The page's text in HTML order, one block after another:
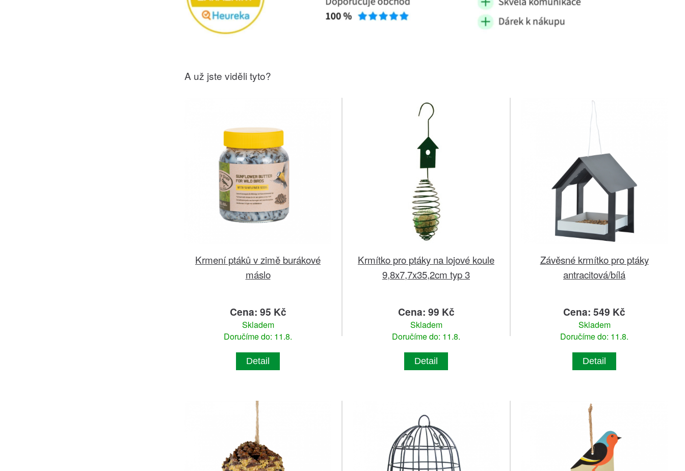
A už jste viděli tyto?
Krmení ptáků v zimě burákové
máslo
Cena: 95 Kč
Skladem
Doručíme do: 11.8.
Detail
Krmítko pro ptáky na lojové koule
9,8x7,7x35,2cm typ 3
Cena: 99 Kč
Skladem
Doručíme do: 11.8.
Detail
Závěsné krmítko pro ptáky
antracitová/bílá
Cena: 549 Kč
Skladem
Doručíme do: 11.8.
Detail